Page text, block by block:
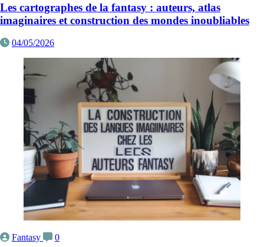
Les cartographes de la fantasy : auteurs, atlas
imaginaires et construction des mondes inoubliables
04/05/2026
Fantasy 0